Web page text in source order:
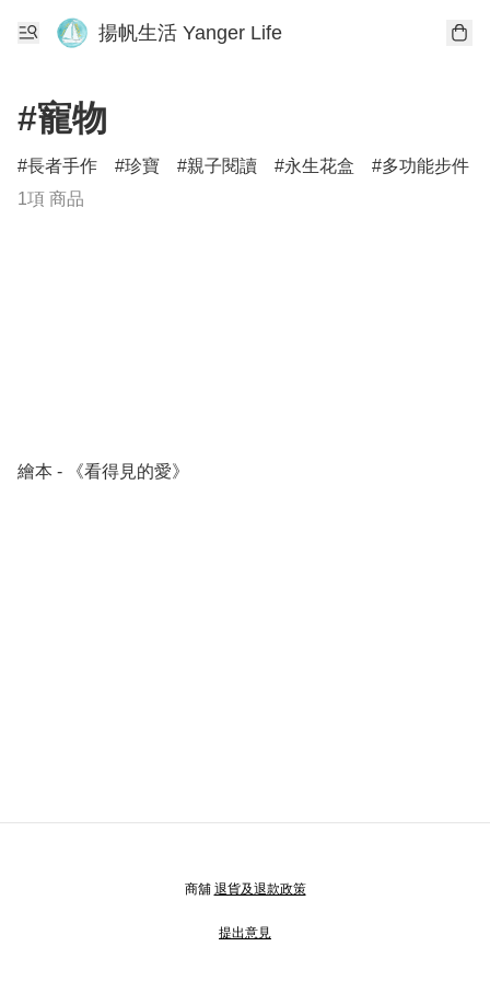
揚帆生活 Yanger Life
#寵物
長者手作 珍寶 親子閱讀 永生花盒
多功能步件
1項 商品
繪本 - 《看得見的愛》
商舖 退貨及退款政策
提出意見